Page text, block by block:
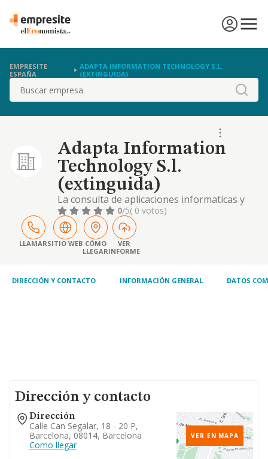
EMPRESITE
ESPAÑA
ADAPTA INFORMATION TECHNOLOGY S.L.
(EXTINGUIDA)
Buscar
Adapta Information
Technology S.l.
(extinguida)
La consulta de aplicaciones informaticas y
suministro de programas y de equipos
informaticos
0/5( 0 votos)
LLAMARSITIO WEB CÓMO
LLEGAR
VER
INFORME
DIRECCIÓN Y CONTACTO INFORMACIÓN GENERAL DATOS
Dirección y contacto
Dirección
Calle Can Segalar, 18 - 20 P,
Barcelona, 08014, Barcelona
Como llegar
VER EN MAPA